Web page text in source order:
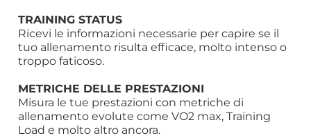
TRAINING STATUS
Ricevi le informazioni necessarie per capire se il
tuo allenamento risulta efficace, molto intenso o
troppo faticoso.
METRICHE DELLE PRESTAZIONI
Misura le tue prestazioni con metriche di
allenamento evolute come VO2 max, Training
Load e molto altro ancora.